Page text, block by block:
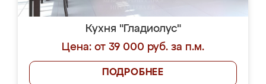
Кухня "Гладиолус"
Цена: от 39 000 руб. за п.м.
ПОДРОБНЕЕ